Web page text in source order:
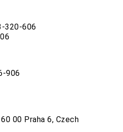
大戰略方向 盼與民主夥伴共同引
繁榮
接受印尼「時代雜誌」專訪，闡
接見美國智庫「德國馬歇爾基金
，深化跨大西洋戰略夥伴關係
支持「臺美對等貿易協定」簽署
320-606
906
00 Praha 6, Czech